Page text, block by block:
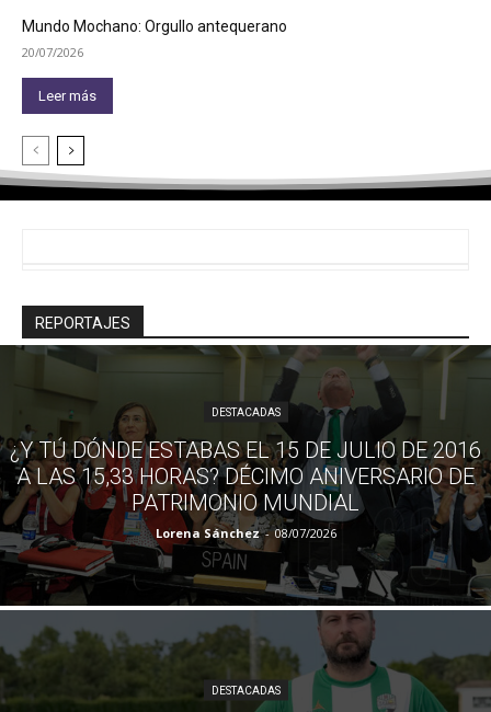
Mundo Mochano: Orgullo antequerano
20/07/2026
Leer más
REPORTAJES
DESTACADAS
¿Y TÚ DÓNDE ESTABAS EL 15 DE JULIO DE 2016
A LAS 15,33 HORAS? DÉCIMO ANIVERSARIO DE
PATRIMONIO MUNDIAL
Lorena Sánchez - 08/07/2026
DESTACADAS